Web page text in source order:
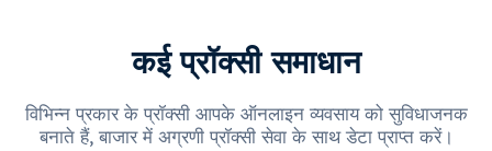
कई प्रॉक्सी समाधान
विभिन्न प्रकार के प्रॉक्सी आपके ऑनलाइन व्यवसाय को सुविधाजनक
बनाते हैं, बाजार में अग्रणी प्रॉक्सी सेवा के साथ डेटा प्राप्त करें।